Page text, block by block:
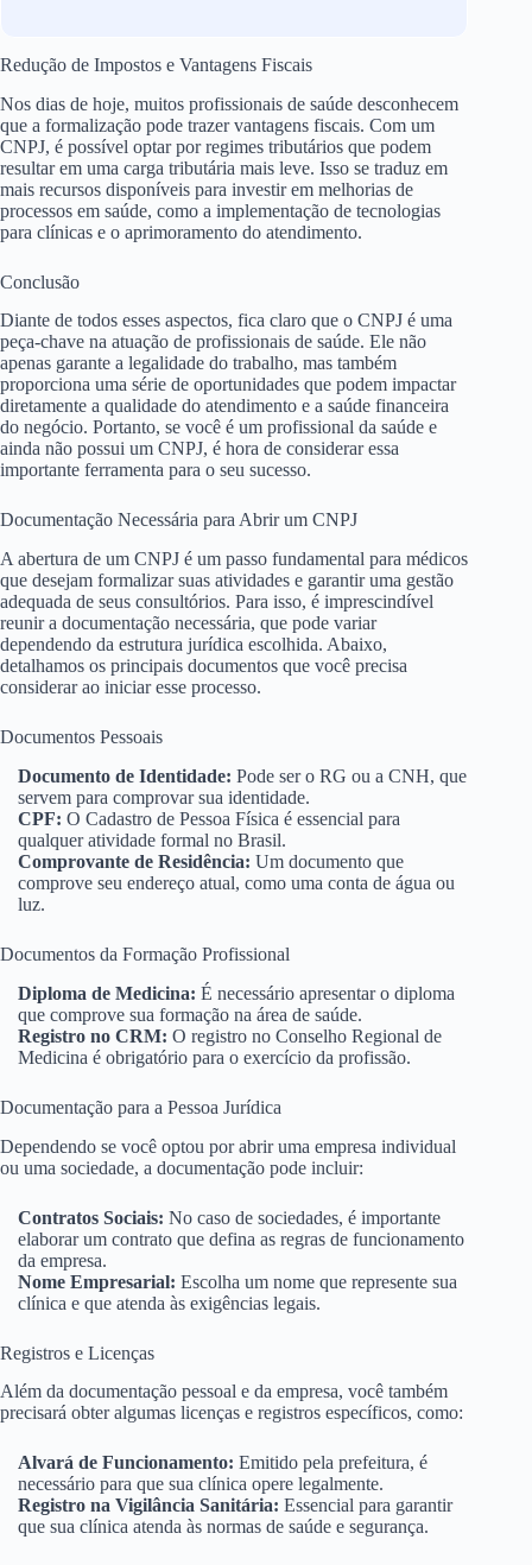
Redução de Impostos e Vantagens Fiscais
Nos dias de hoje, muitos profissionais de saúde desconhecem
que a formalização pode trazer vantagens fiscais. Com um
CNPJ, é possível optar por regimes tributários que podem
resultar em uma carga tributária mais leve. Isso se traduz em
mais recursos disponíveis para investir em melhorias de
processos em saúde, como a implementação de tecnologias
para clínicas e o aprimoramento do atendimento.
Conclusão
Diante de todos esses aspectos, fica claro que o CNPJ é uma
peça-chave na atuação de profissionais de saúde. Ele não
apenas garante a legalidade do trabalho, mas também
proporciona uma série de oportunidades que podem impactar
diretamente a qualidade do atendimento e a saúde financeira
do negócio. Portanto, se você é um profissional da saúde e
ainda não possui um CNPJ, é hora de considerar essa
importante ferramenta para o seu sucesso.
Documentação Necessária para Abrir um CNPJ
A abertura de um CNPJ é um passo fundamental para médicos
que desejam formalizar suas atividades e garantir uma gestão
adequada de seus consultórios. Para isso, é imprescindível
reunir a documentação necessária, que pode variar
dependendo da estrutura jurídica escolhida. Abaixo,
detalhamos os principais documentos que você precisa
considerar ao iniciar esse processo.
Documentos Pessoais
Documento de Identidade: Pode ser o RG ou a CNH, que
servem para comprovar sua identidade.
CPF: O Cadastro de Pessoa Física é essencial para
qualquer atividade formal no Brasil.
Comprovante de Residência: Um documento que
comprove seu endereço atual, como uma conta de água ou
luz.
Documentos da Formação Profissional
Diploma de Medicina: É necessário apresentar o diploma
que comprove sua formação na área de saúde.
Registro no CRM: O registro no Conselho Regional de
Medicina é obrigatório para o exercício da profissão.
Documentação para a Pessoa Jurídica
Dependendo se você optou por abrir uma empresa individual
ou uma sociedade, a documentação pode incluir:
Contratos Sociais: No caso de sociedades, é importante
elaborar um contrato que defina as regras de funcionamento
da empresa.
Nome Empresarial: Escolha um nome que represente sua
clínica e que atenda às exigências legais.
Registros e Licenças
Além da documentação pessoal e da empresa, você também
precisará obter algumas licenças e registros específicos, como:
Alvará de Funcionamento: Emitido pela prefeitura, é
necessário para que sua clínica opere legalmente.
Registro na Vigilância Sanitária: Essencial para garantir
que sua clínica atenda às normas de saúde e segurança.